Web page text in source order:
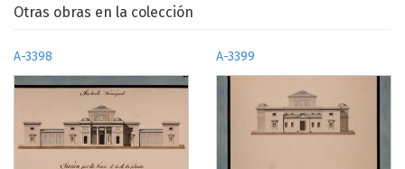
Otras obras en la colección
A-3398 A-3399